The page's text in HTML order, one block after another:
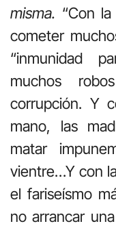
misma. “Con
cometer
“inmunidad
muchos
corrupción. Y
mano, las
matar
vientre…Y con
el fariseísmo
no arrancar